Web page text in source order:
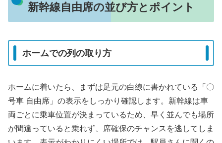
新幹線自由席の並び方とポイント
ホームでの列の取り方
ホームに着いたら、まずは足元の白線に書かれている「〇
号車 自由席」の表示をしっかり確認します。新幹線は車
両ごとに乗車位置が決まっているため、早く並んでも場所
が間違っていると乗れず、席確保のチャンスを逃してしま